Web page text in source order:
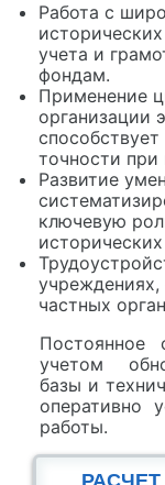
Работа с
учета и
фондам.
Применение
организации
точности
Развитие
ключевую
учреждениях,
частных
Постоянное
учетом
базы и
оперативно
работы.